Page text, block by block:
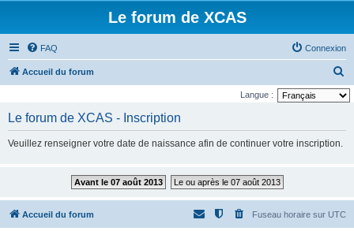
Le forum de XCAS
FAQ Connexion
Accueil du forum
e
h
Langue :
Le forum de XCAS - Inscription
Veuillez renseigner votre date de naissance afin de continuer votre inscription.
Avant le 07 août 2013 Le ou après le 07 août 2013
Accueil du forum Fuseau horaire sur UTC